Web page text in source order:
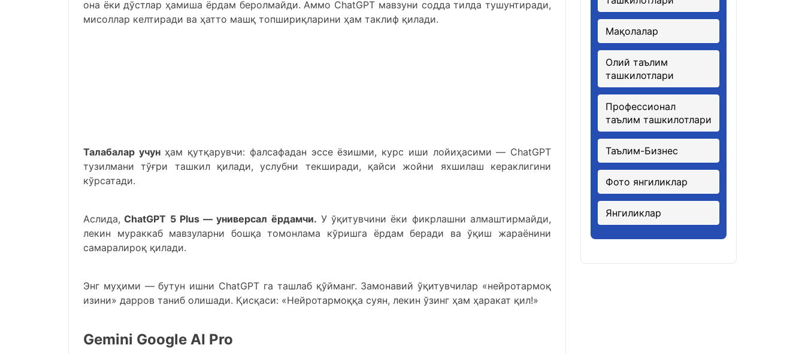
она ёки дўстлар ҳамиша ёрдам беролмайди. Аммо ChatGPT мавзуни содда тилда тушунтиради,
мисоллар келтиради ва ҳатто машқ топшириқларини ҳам таклиф қилади.
Талабалар учунҳам қутқарувчи: фалсафадан эссе ёзишми, курс иши лойиҳасими — ChatGPT
тузилмани тўғри ташкил қилади, услубни текширади, қайси жойни яхшилаш кераклигини
кўрсатади.
Аслида, ChatGPT 5 Plus — универсал ёрдамчи. У ўқитувчини ёки фикрлашни алмаштирмайди,
лекин мураккаб мавзуларни бошқа томонлама кўришга ёрдам беради ва ўқиш жараёнини
самаралироқ қилади.
Энг муҳими — бутун ишни ChatGPT га ташлаб қўйманг. Замонавий ўқитувчилар «нейротармоқ
изини» дарров таниб олишади. Қисқаси: «Нейротармоққа суян, лекин ўзинг ҳам ҳаракат қил!»
Gemini Google AI Pro
Мақолалар
Олий таълим
ташкилотлари
Профессионал
таълим ташкилотлари
Таълим-Бизнес
Фото янгиликлар
Янгиликлар